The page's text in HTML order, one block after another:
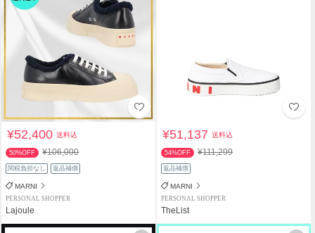
¥52,400送料込
50%OFF ¥106,000
関税負担なし 返品補償
MARNI
PERSONAL SHOPPER
Lajoule
¥51,137送料込
54%OFF ¥111,299
返品補償
MARNI
PERSONAL SHOPPER
TheList